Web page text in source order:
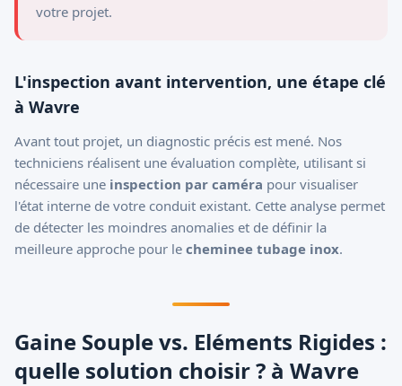
votre projet.
L'inspection avant intervention, une étape clé
à Wavre
Avant tout projet, un diagnostic précis est mené. Nos
techniciens réalisent une évaluation complète, utilisant si
nécessaire une inspection par caméra pour visualiser
l'état interne de votre conduit existant. Cette analyse permet
de détecter les moindres anomalies et de définir la
meilleure approche pour le cheminee tubage inox.
Gaine Souple vs. Eléments Rigides :
quelle solution choisir ? à Wavre